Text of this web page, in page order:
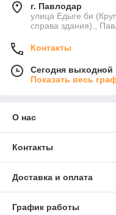
г. Павлодар
улица Едыге би
справа здания).,
Контакты
Сегодня выходной
Показать весь
О нас
Контакты
Доставка и оплата
График работы